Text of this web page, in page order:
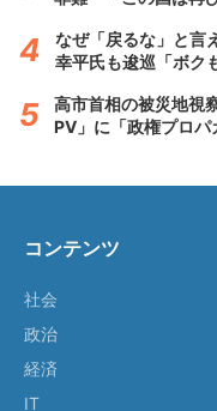
なぜ「戻るな」と
幸平氏も逡巡「ボク
高市首相の被災地視
PV」に「政権プロパ
コンテンツ
社会
政治
経済
IT